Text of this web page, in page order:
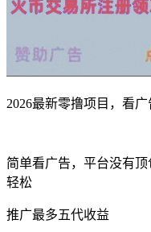
2026最新零撸项目，看广
简单看广告，平台没有
轻松
推广最多五代收益